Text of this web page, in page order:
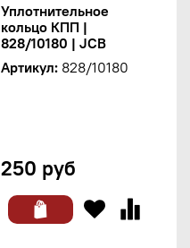
Уплотнительное
кольцо КПП |
828/10180 | JCB
Артикул: 828/10180
250 руб